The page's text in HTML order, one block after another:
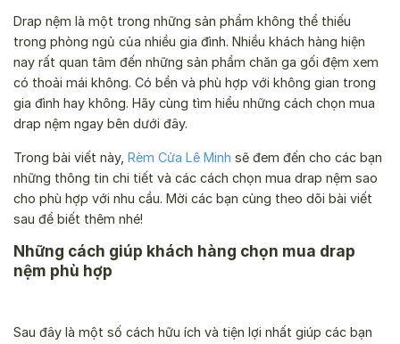
Drap nệm là một trong những sản phẩm không thể thiếu
trong phòng ngủ của nhiều gia đình. Nhiều khách hàng hiện
nay rất quan tâm đến những sản phẩm chăn ga gối đệm xem
có thoải mái không. Có bền và phù hợp với không gian trong
gia đình hay không. Hãy cùng tìm hiểu những cách chọn mua
drap nệm ngay bên dưới đây.
Trong bài viết này, Rèm Cửa Lê Minh sẽ đem đến cho các bạn
những thông tin chi tiết và các cách chọn mua drap nệm sao
cho phù hợp với nhu cầu. Mời các bạn cùng theo dõi bài viết
sau để biết thêm nhé!
Những cách giúp khách hàng chọn mua drap
nệm phù hợp
Sau đây là một số cách hữu ích và tiện lợi nhất giúp các bạn